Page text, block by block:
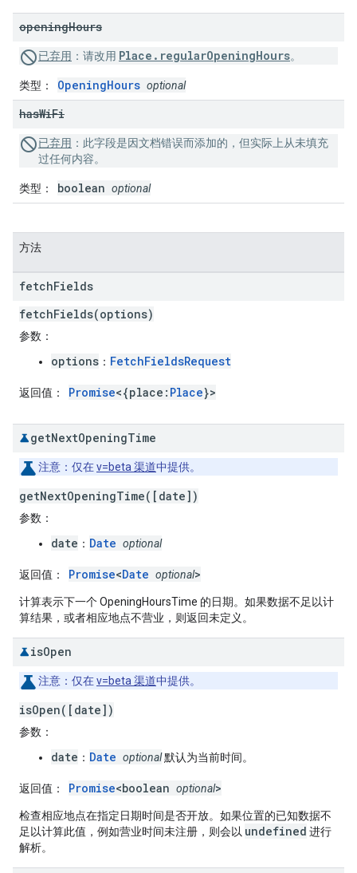
openingHours
已弃用 ： 请改用 Place.regularOpeningHours。
类型 ： OpeningHours optional
hasWiFi
已弃用 ： 此字段是因文档错误而添加的，但实际上从未填充
过任何内容。
类型 ： boolean optional
方法
fetchFields
fetchFields(options)
参数 ：
options ： FetchFieldsRequest
返回值 ： Promise<{place: Place}>
getNextOpeningTime
注意 ：仅在v=beta 渠道中提供。
getNextOpeningTime([date])
参数 ：
date ： Date optional
返回值 ： Promise<Date optional>
计算表示下一个 OpeningHoursTime 的日期。如果数据不足以计
算结果，或者相应地点不营业，则返回未定义。
isOpen
注意 ：仅在v=beta 渠道中提供。
isOpen([date])
参数 ：
date ： Date optional默认为当前时间。
返回值 ： Promise<boolean optional>
检查相应地点在指定日期时间是否开放。如果位置的已知数据不
足以计算此值，例如营业时间未注册，则会以 undefined 进行
解析。